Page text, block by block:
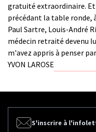
gratuité extraordinaire.
précédant la table ronde,
Paul Sartre, Louis-André
médecin retraité devenu
m'avez appris à penser
YVON LAROSE
S'inscrire à